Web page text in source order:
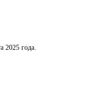
2025 года.